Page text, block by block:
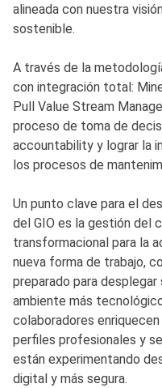
alineada con nuestra
sostenible.
A través de la
con integración total:
Pull Value Stream
proceso de toma de
accountability y lograr la
los procesos de
Un punto clave para el
del GIO es la gestión del
transformacional para la
nueva forma de trabajo,
preparado para
ambiente más
colaboradores
perfiles profesionales y
están experimentando
digital y más segura.